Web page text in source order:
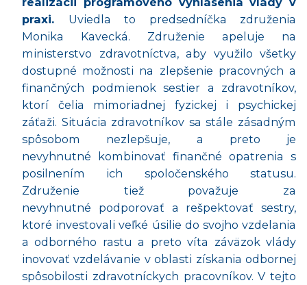
praxi. Uviedla to predsedníčka združenia
Monika Kavecká. Združenie apeluje na
ministerstvo zdravotníctva, aby využilo všetky
dostupné možnosti na zlepšenie pracovných a
finančných podmienok sestier a zdravotníkov,
ktorí čelia mimoriadnej fyzickej i psychickej
záťaži. Situácia zdravotníkov sa stále zásadným
spôsobom nezlepšuje, a preto je
nevyhnutné kombinovať finančné opatrenia s
posilnením ich spoločenského statusu.
Združenie tiež považuje za
nevyhnutné podporovať a rešpektovať sestry,
ktoré investovali veľké úsilie do svojho vzdelania
a odborného rastu a preto víta záväzok vlády
inovovať vzdelávanie v oblasti získania odbornej
spôsobilosti zdravotníckych pracovníkov. V tejto